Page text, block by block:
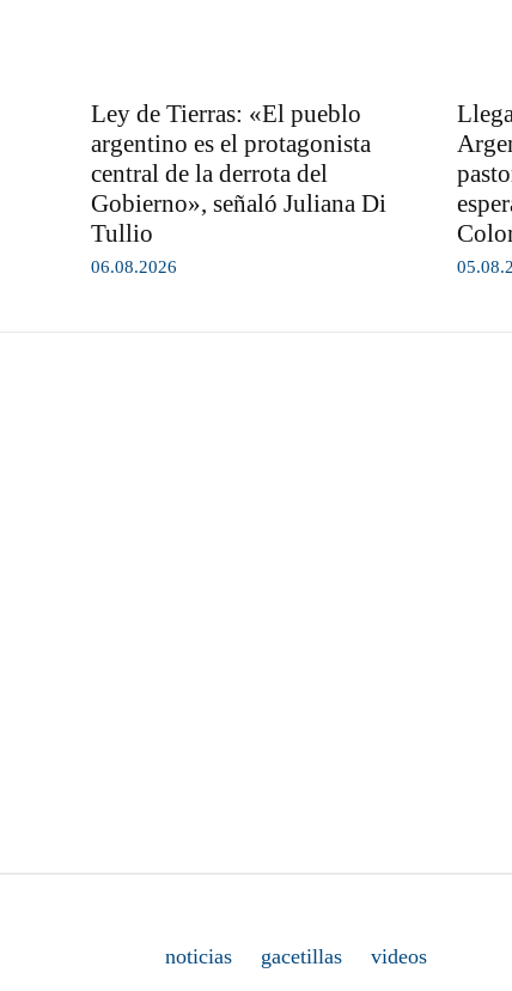
Ley de Tierras: «El pueblo
argentino es el protagonista
central de la derrota del
Gobierno», señaló Juliana Di
Tullio
06.08.2026
noticias gacetillas videos